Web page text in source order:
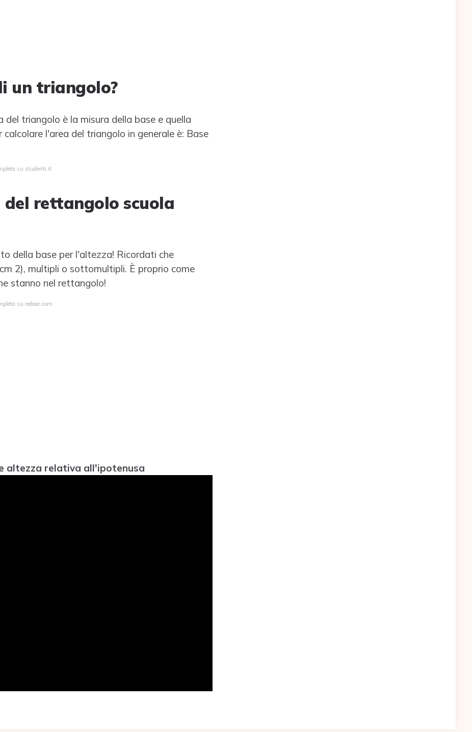
un triangolo?
del triangolo è la misura della base e quella
l'area del triangolo in generale è: Base
su studenti.it
del rettangolo scuola
della base per l'altezza! Ricordati che
2), multipli o sottomultipli. È proprio come
stanno nel rettangolo!
su redooc.com
altezza relativa all'ipotenusa